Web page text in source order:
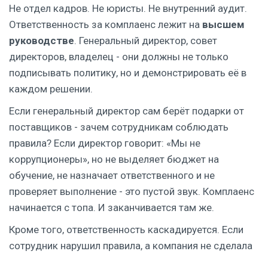
Не отдел кадров. Не юристы. Не внутренний аудит.
Ответственность за комплаенс лежит на высшем
руководстве. Генеральный директор, совет
директоров, владелец - они должны не только
подписывать политику, но и демонстрировать её в
каждом решении.
Если генеральный директор сам берёт подарки от
поставщиков - зачем сотрудникам соблюдать
правила? Если директор говорит: «Мы не
коррупционеры», но не выделяет бюджет на
обучение, не назначает ответственного и не
проверяет выполнение - это пустой звук. Комплаенс
начинается с топа. И заканчивается там же.
Кроме того, ответственность каскадируется. Если
сотрудник нарушил правила, а компания не сделала